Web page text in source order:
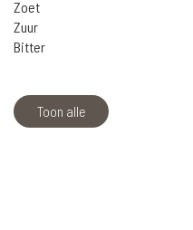
Zoet
Zuur
Bitter
Toon alle